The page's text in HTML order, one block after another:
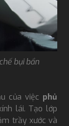
bụi bẩn
của việc phủ
lái. Tạo lớp
trầy xước và